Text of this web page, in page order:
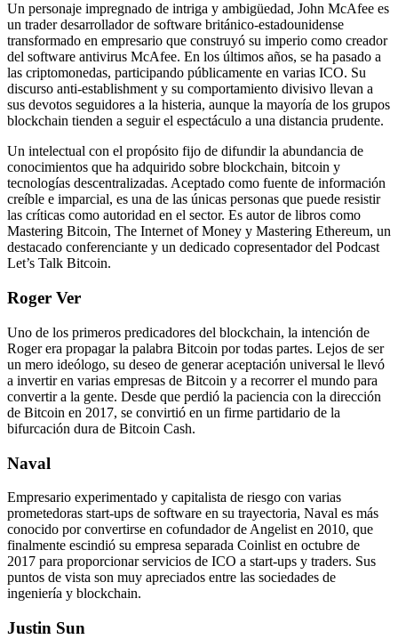
Un personaje impregnado de intriga y ambigüedad, John McAfee es
un trader desarrollador de software británico-estadounidense
transformado en empresario que construyó su imperio como creador
del software antivirus McAfee. En los últimos años, se ha pasado a
las criptomonedas, participando públicamente en varias ICO. Su
discurso anti-establishment y su comportamiento divisivo llevan a
sus devotos seguidores a la histeria, aunque la mayoría de los grupos
blockchain tienden a seguir el espectáculo a una distancia prudente.
Un intelectual con el propósito fijo de difundir la abundancia de
conocimientos que ha adquirido sobre blockchain, bitcoin y
tecnologías descentralizadas. Aceptado como fuente de información
creíble e imparcial, es una de las únicas personas que puede resistir
las críticas como autoridad en el sector. Es autor de libros como
Mastering Bitcoin, The Internet of Money y Mastering Ethereum, un
destacado conferenciante y un dedicado copresentador del Podcast
Let’s Talk Bitcoin.
Roger Ver
Uno de los primeros predicadores del blockchain, la intención de
Roger era propagar la palabra Bitcoin por todas partes. Lejos de ser
un mero ideólogo, su deseo de generar aceptación universal le llevó
a invertir en varias empresas de Bitcoin y a recorrer el mundo para
convertir a la gente. Desde que perdió la paciencia con la dirección
de Bitcoin en 2017, se convirtió en un firme partidario de la
bifurcación dura de Bitcoin Cash.
Naval
Empresario experimentado y capitalista de riesgo con varias
prometedoras start-ups de software en su trayectoria, Naval es más
conocido por convertirse en cofundador de Angelist en 2010, que
finalmente escindió su empresa separada Coinlist en octubre de
2017 para proporcionar servicios de ICO a start-ups y traders. Sus
puntos de vista son muy apreciados entre las sociedades de
ingeniería y blockchain.
Justin Sun